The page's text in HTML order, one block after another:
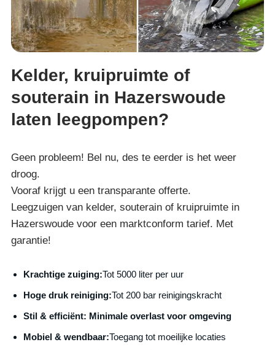
Kelder, kruipruimte of
souterain in Hazerswoude
laten leegpompen?
Geen probleem! Bel nu, des te eerder is het weer
droog.
Vooraf krijgt u een transparante offerte.
Leegzuigen van kelder, souterain of kruipruimte in
Hazerswoude voor een marktconform tarief. Met
garantie!
Krachtige zuiging:Tot 5000 liter per uur
Hoge druk reiniging:Tot 200 bar reinigingskracht
Stil & efficiënt: Minimale overlast voor omgeving
Mobiel & wendbaar:Toegang tot moeilijke locaties